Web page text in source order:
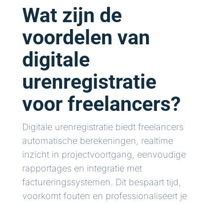
Wat zijn de
voordelen van
digitale
urenregistratie
voor freelancers?
Digitale urenregistratie biedt freelancers
automatische berekeningen, realtime
inzicht in projectvoortgang, eenvoudige
rapportages en integratie met
factureringssystemen. Dit bespaart tijd,
voorkomt fouten en professionaliseert je